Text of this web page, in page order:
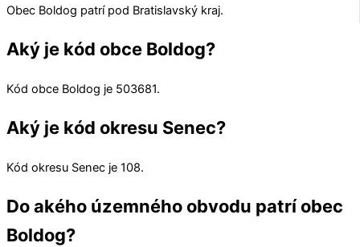
Obec Boldog patrí pod Bratislavský kraj.
Aký je kód obce Boldog?
Kód obce Boldog je 503681.
Aký je kód okresu Senec?
Kód okresu Senec je 108.
Do akého územného obvodu patrí obec
Boldog?